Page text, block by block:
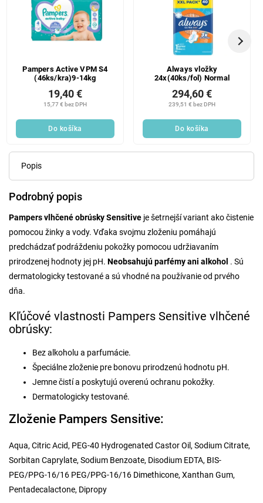
Pampers Active VPM S4
(46ks/kra)9-14kg
15,77 € bez DPH
19,40 €
Do košíka
Always vložky
24x(40ks/fol) Normal
239,51 € bez DPH
294,60 €
Do košíka
Popis
Podrobný popis
Pampers vlhčené obrúsky Sensitive je šetrnejší variant ako čistenie
pomocou žinky a vody. Vďaka svojmu zloženiu pomáhajú
predchádzať podráždeniu pokožky pomocou udržiavaním
prirodzenej hodnoty jej pH. Neobsahujú parfémy ani alkohol . Sú
dermatologicky testované a sú vhodné na používanie od prvého
dňa.
Kľúčové vlastnosti Pampers Sensitive vlhčené
obrúsky:
Bez alkoholu a parfumácie.
Špeciálne zloženie pre bonovu prirodzenú hodnotu pH.
Jemne čistí a poskytujú overenú ochranu pokožky.
Dermatologicky testované.
Zloženie Pampers Sensitive:
Aqua, Citric Acid, PEG-40 Hydrogenated Castor Oil, Sodium Citrate,
Sorbitan Caprylate, Sodium Benzoate, Disodium EDTA, BIS-
PEG/PPG-16/16 PEG/PPG-16/16 Dimethicone, Xanthan Gum,
Pentadecalactone, Dipropy